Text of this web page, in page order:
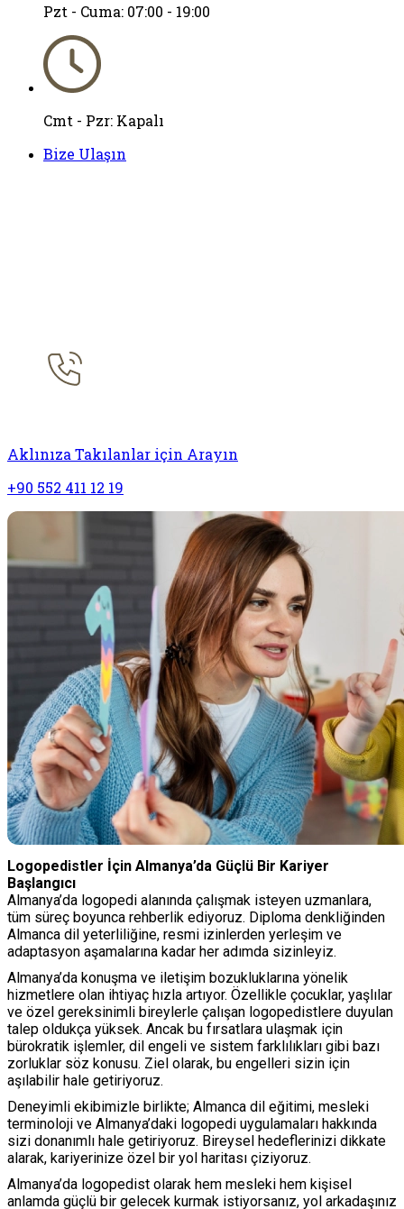
Pzt - Cuma: 07:00 - 19:00
Cmt - Pzr: Kapalı
Bize Ulaşın
Aklınıza Takılanlar için Arayın
+90 552 411 12 19
Logopedistler İçin Almanya’da Güçlü Bir Kariyer
Başlangıcı
Almanya’da logopedi alanında çalışmak isteyen uzmanlara,
tüm süreç boyunca rehberlik ediyoruz. Diploma denkliğinden
Almanca dil yeterliliğine, resmi izinlerden yerleşim ve
adaptasyon aşamalarına kadar her adımda sizinleyiz.
Almanya’da konuşma ve iletişim bozukluklarına yönelik
hizmetlere olan ihtiyaç hızla artıyor. Özellikle çocuklar, yaşlılar
ve özel gereksinimli bireylerle çalışan logopedistlere duyulan
talep oldukça yüksek. Ancak bu fırsatlara ulaşmak için
bürokratik işlemler, dil engeli ve sistem farklılıkları gibi bazı
zorluklar söz konusu. Ziel olarak, bu engelleri sizin için
aşılabilir hale getiriyoruz.
Deneyimli ekibimizle birlikte; Almanca dil eğitimi, mesleki
terminoloji ve Almanya’daki logopedi uygulamaları hakkında
sizi donanımlı hale getiriyoruz. Bireysel hedeflerinizi dikkate
alarak, kariyerinize özel bir yol haritası çiziyoruz.
Almanya’da logopedist olarak hem mesleki hem kişisel
anlamda güçlü bir gelecek kurmak istiyorsanız, yol arkadaşınız